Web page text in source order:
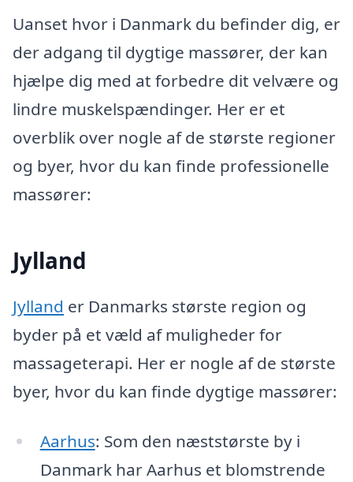
Uanset hvor i Danmark du befinder dig, er
der adgang til dygtige massører, der kan
hjælpe dig med at forbedre dit velvære og
lindre muskelspændinger. Her er et
overblik over nogle af de største regioner
og byer, hvor du kan finde professionelle
massører:
Jylland
Jylland er Danmarks største region og
byder på et væld af muligheder for
massageterapi. Her er nogle af de største
byer, hvor du kan finde dygtige massører:
Aarhus: Som den næststørste by i
Danmark har Aarhus et blomstrende